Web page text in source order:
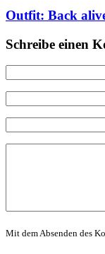
Outfit: Back
Schreibe einen
Mit dem Absenden des